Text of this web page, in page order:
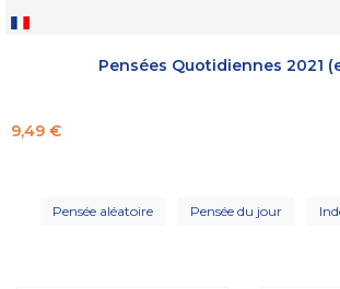
Pensées Quotidiennes 2021
Prix
9,49 €
Pensée aléatoire Pensée du jour